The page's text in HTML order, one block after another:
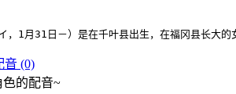
，1月31日－）是在千叶县出生，在福冈县长大
音 (0)
色的配音~